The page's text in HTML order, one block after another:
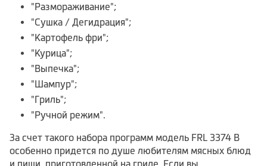
"Размораживание";
"Сушка / Дегидрация";
"Картофель фри";
"Курица";
"Выпечка";
"Шампур";
"Гриль";
"Ручной режим".
За счет такого набора программ модель FRL 3374 B
особенно придется по душе любителям мясных блюд